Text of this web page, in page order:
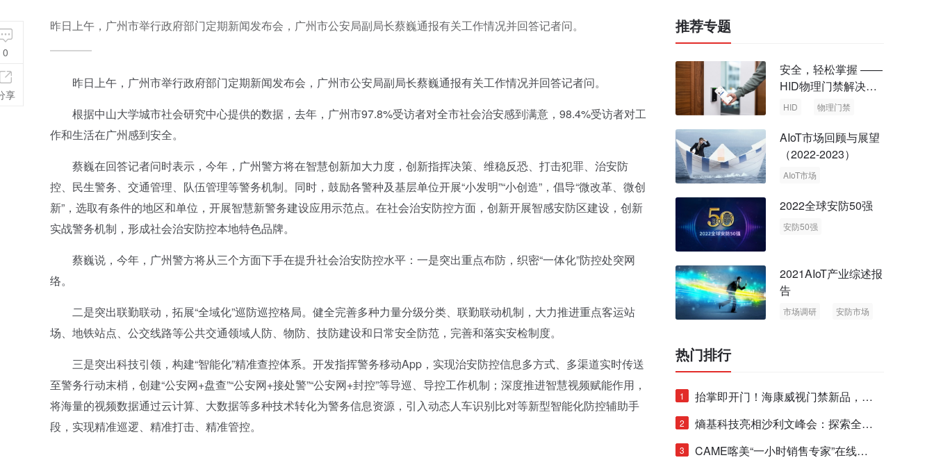
昨日上午，广州市举行政府部门定期新闻发布会，广州市公安局副局长蔡巍通报有关工作情况并回答记者问。
昨日上午，广州市举行政府部门定期新闻发布会，广州市公安局副局长蔡巍通报有关工作情况并回答记者问。
根据中山大学城市社会研究中心提供的数据，去年，广州市97.8%受访者对全市社会治安感到满意，98.4%受访者对工
作和生活在广州感到安全。
蔡巍在回答记者问时表示，今年，广州警方将在智慧创新加大力度，创新指挥决策、维稳反恐、打击犯罪、治安防
控、民生警务、交通管理、队伍管理等警务机制。同时，鼓励各警种及基层单位开展“小发明”“小创造”，倡导“微改革、微创
新”，选取有条件的地区和单位，开展智慧新警务建设应用示范点。在社会治安防控方面，创新开展智感安防区建设，创新
实战警务机制，形成社会治安防控本地特色品牌。
蔡巍说，今年，广州警方将从三个方面下手在提升社会治安防控水平：一是突出重点布防，织密“一体化”防控处突网
络。
二是突出联勤联动，拓展“全域化”巡防巡控格局。健全完善多种力量分级分类、联勤联动机制，大力推进重点客运站
场、地铁站点、公交线路等公共交通领域人防、物防、技防建设和日常安全防范，完善和落实安检制度。
三是突出科技引领，构建“智能化”精准查控体系。开发指挥警务移动App，实现治安防控信息多方式、多渠道实时传送
至警务行动末梢，创建“公安网+盘查”“公安网+接处警”“公安网+封控”等导巡、导控工作机制；深度推进智慧视频赋能作用，
将海量的视频数据通过云计算、大数据等多种技术转化为警务信息资源，引入动态人车识别比对等新型智能化防控辅助手
段，实现精准巡逻、精准打击、精准管控。
0
享
推荐专题
安全，轻松掌握 ——
HID物理门禁解决方
案，启动智慧安全新
HID 物理门禁
AIoT市场回顾与展望
（2022-2023）
AIoT市场
2022全球安防50强
安防50强
2021AIoT产业综述报
告
市场调研
安防市场
热门排行
1
抬掌即开门！海康威视门禁新品，不
止认人脸，更认"掌"中静脉！
2
熵基科技亮相沙利文峰会：探索全栈
脑机技术商业化生态新路径
3
CAME喀美“一小时销售专家”在线赋